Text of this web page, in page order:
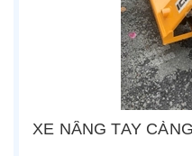
XE NÂNG TAY